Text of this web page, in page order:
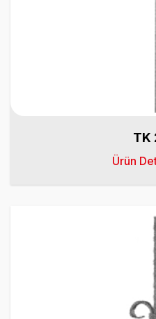
TK
Ürün